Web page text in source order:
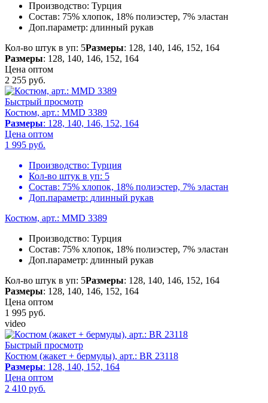
Производство: Турция
Состав: 75% хлопок, 18% полиэстер, 7% эластан
Доп.параметр: длинный рукав
Кол-во штук в уп: 5Размеры: 128, 140, 146, 152, 164
Размеры: 128, 140, 146, 152, 164
Цена оптом
2 255 руб.
Быстрый просмотр
Костюм, арт.: MMD 3389
Размеры: 128, 140, 146, 152, 164
Цена оптом
1 995 руб.
Производство: Турция
Кол-во штук в уп: 5
Состав: 75% хлопок, 18% полиэстер, 7% эластан
Доп.параметр: длинный рукав
Костюм, арт.: MMD 3389
Производство: Турция
Состав: 75% хлопок, 18% полиэстер, 7% эластан
Доп.параметр: длинный рукав
Кол-во штук в уп: 5Размеры: 128, 140, 146, 152, 164
Размеры: 128, 140, 146, 152, 164
Цена оптом
1 995 руб.
video
Быстрый просмотр
Костюм (жакет + бермуды), арт.: BR 23118
Размеры: 128, 140, 152, 164
Цена оптом
2 410 руб.